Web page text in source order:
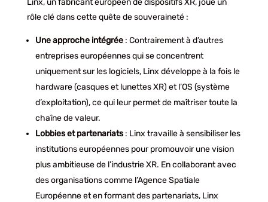
Linx, un fabricant européen de dispositifs XR, joue un
rôle clé dans cette quête de souveraineté :
Une approche intégrée: Contrairement à d’autres
entreprises européennes qui se concentrent
uniquement sur les logiciels, Linx développe à la fois le
hardware (casques et lunettes XR) et l’OS (système
d’exploitation), ce qui leur permet de maîtriser toute la
chaîne de valeur.
Lobbies et partenariats: Linx travaille à sensibiliser les
institutions européennes pour promouvoir une vision
plus ambitieuse de l’industrie XR. En collaborant avec
des organisations comme l’Agence Spatiale
Européenne et en formant des partenariats, Linx